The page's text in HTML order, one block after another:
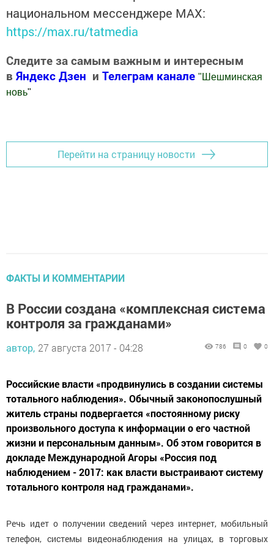
национальном мессенджере MАХ:
https://max.ru/tatmedia
Следите за самым важным и интересным
в Яндекс Дзен и Телеграм канале " Шешминская
новь"
Перейти на страницу новости
ФАКТЫ И КОММЕНТАРИИ
В России создана «комплексная система
контроля за гражданами»
автор, 27 августа 2017 - 04:28 786 0 0
Российские власти «продвинулись в создании системы
тотального наблюдения». Обычный законопослушный
житель страны подвергается «постоянному риску
произвольного доступа к информации о его частной
жизни и персональным данным». Об этом говорится в
докладе Международной Агоры «Россия под
наблюдением - 2017: как власти выстраивают систему
тотального контроля над гражданами».
Речь идет о получении сведений через интернет, мобильный
телефон, системы видеонаблюдения на улицах, в торговых